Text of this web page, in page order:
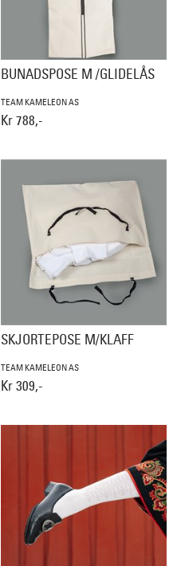
BUNADSPOSE M /GLIDELÅS
TEAM KAMELEON AS
Kr 788,-
SKJORTEPOSE M/KLAFF
TEAM KAMELEON AS
Kr 309,-